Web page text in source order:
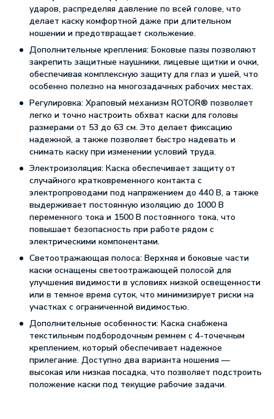
ударов, распределяя давление по всей голове, что
делает каску комфортной даже при длительном
ношении и предотвращает скольжение.
Дополнительные крепления: Боковые пазы позволяют
закрепить защитные наушники, лицевые щитки и очки,
обеспечивая комплексную защиту для глаз и ушей, что
особенно полезно на многозадачных рабочих местах.
Регулировка: Храповый механизм ROTOR® позволяет
легко и точно настроить обхват каски для головы
размерами от 53 до 63 см. Это делает фиксацию
надежной, а также позволяет быстро надевать и
снимать каску при изменении условий труда.
Электроизоляция: Каска обеспечивает защиту от
случайного кратковременного контакта с
электропроводами под напряжением до 440 В, а также
выдерживает постоянную изоляцию до 1000 В
переменного тока и 1500 В постоянного тока, что
повышает безопасность при работе рядом с
электрическими компонентами.
Светоотражающая полоса: Верхняя и боковые части
каски оснащены светоотражающей полосой для
улучшения видимости в условиях низкой освещенности
или в темное время суток, что минимизирует риски на
участках с ограниченной видимостью.
Дополнительные особенности: Каска снабжена
текстильным подбородочным ремнем с 4-точечным
креплением, который обеспечивает надежное
прилегание. Доступно два варианта ношения —
высокая или низкая посадка, что позволяет подстроить
положение каски под текущие рабочие задачи.